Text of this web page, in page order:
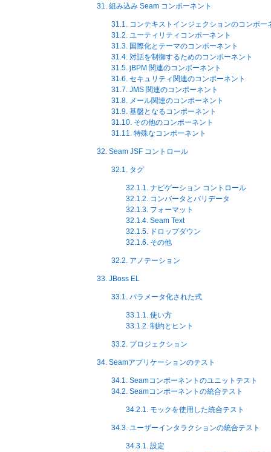
31. 組み込み Seam コンポーネント
31.1. コンテキストインジェクションのコンポー
31.2. ユーティリティコンポーネント
31.3. 国際化とテーマのコンポーネント
31.4. 対話を制御するためのコンポーネント
31.5. jBPM 関連のコンポーネント
31.6. セキュリティ関連のコンポーネント
31.7. JMS 関連のコンポーネント
31.8. メール関連のコンポーネント
31.9. 基盤となるコンポーネント
31.10. その他のコンポーネント
31.11. 特殊なコンポーネント
32. Seam JSF コントロール
32.1. タグ
32.1.1. ナビゲーション コントロール
32.1.2. コンバータとバリデータ
32.1.3. フォーマット
32.1.4. Seam Text
32.1.5. ドロップダウン
32.1.6. その他
32.2. アノテーション
33. JBoss EL
33.1. パラメータ化された式
33.1.1. 使い方
33.1.2. 制約とヒント
33.2. プロジェクション
34. Seamアプリケーションのテスト
34.1. Seamコンポーネントのユニットテスト
34.2. Seamコンポーネントの統合テスト
34.2.1. モックを使用した統合テスト
34.3. ユーザーインタラクションの統合テスト
34.3.1. 設定